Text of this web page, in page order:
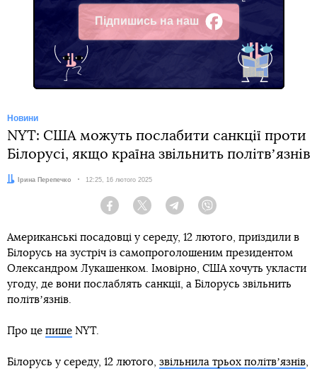
Підпишись на наш
Facebook
Новини
NYT: США можуть послабити санкції проти
Білорусі, якщо країна звільнить політвʼязнів
Автор:Ірина Перепечко Дата:
12:25, 16 лютого 2025
Facebook Twitter Telegram
Американські посадовці у середу, 12 лютого, приїздили в
Білорусь на зустріч із самопроголошеним президентом
Олександром Лукашенком. Імовірно, США хочуть укласти
угоду, де вони послаблять санкції, а Білорусь звільнить
політвʼязнів.
Про це пише NYT.
Білорусь у середу, 12 лютого, звільнила трьох політвʼязнів